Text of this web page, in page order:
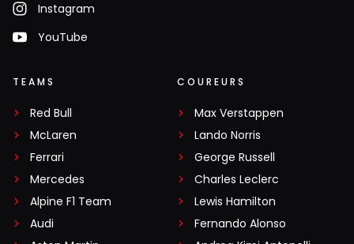
Instagram
YouTube
TEAMS
Red Bull
McLaren
Ferrari
Mercedes
Alpine F1 Team
Audi
COUREURS
Max Verstappen
Lando Norris
George Russell
Charles Leclerc
Lewis Hamilton
Fernando Alonso